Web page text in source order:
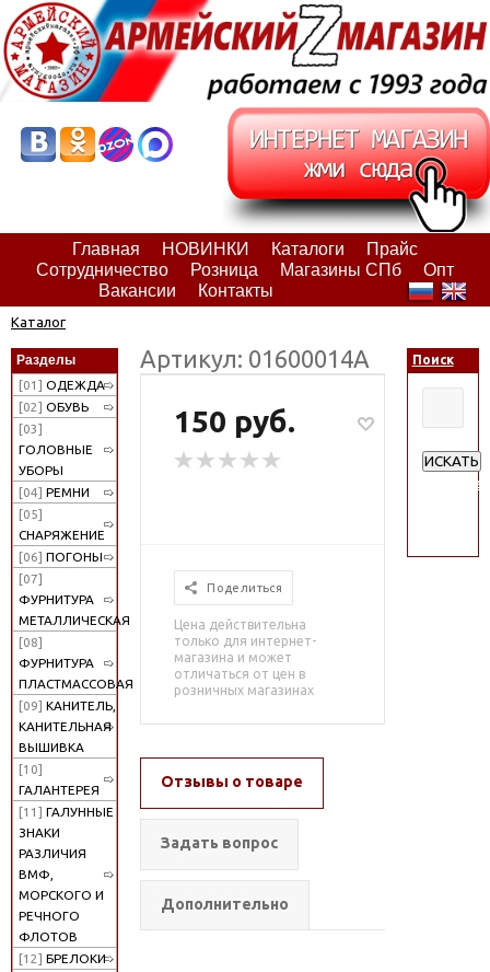
Главная НОВИНКИ Каталоги
Прайс
Сотрудничество
Розница Магазины СПб
Опт
Вакансии
Контакты
Каталог
Разделы
[01] ОДЕЖДА
[02] ОБУВЬ
[03]
ГОЛОВНЫЕ
УБОРЫ
[04] РЕМНИ
[05]
СНАРЯЖЕНИЕ
[06] ПОГОНЫ
[07]
ФУРНИТУРА
МЕТАЛЛИЧЕСКАЯ
[08]
ФУРНИТУРА
ПЛАСТМАССОВАЯ
[09] КАНИТЕЛЬ,
КАНИТЕЛЬНАЯ
ВЫШИВКА
[10]
ГАЛАНТЕРЕЯ
[11] ГАЛУННЫЕ
ЗНАКИ
РАЗЛИЧИЯ
ВМФ,
МОРСКОГО И
РЕЧНОГО
ФЛОТОВ
[12] БРЕЛОКИ
Артикул: 01600014А
150 руб.
Поделиться
Цена действительна
только для интернет-
магазина и может
отличаться от цен в
розничных магазинах
Отзывы о товаре
Задать вопрос
Дополнительно
Поиск
ИСКАТЬ